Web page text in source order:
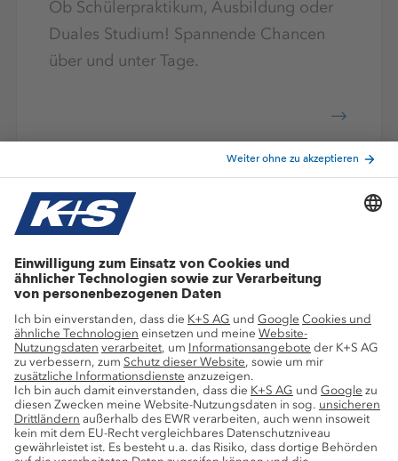
Ob Schülerpraktikum, Ausbildung oder
Duales Studium! Spannende Chancen
über und unter Tage.
Mit Produktionen in Europa und Nordamerika sowie
großem Vertriebsnetz versorgen wir
Kunden weltweit.
Standorte